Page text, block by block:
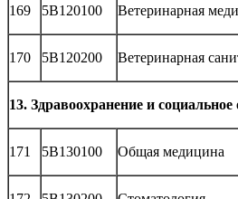
169 5B120100 Ветеринарная
170 5B120200 Ветеринарная
13. Здравоохранение и
171 5B130100 Общая медицина